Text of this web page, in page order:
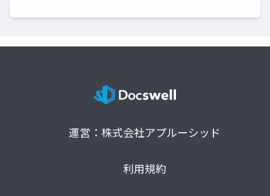
運営：株式会社アプルーシッド
利用規約